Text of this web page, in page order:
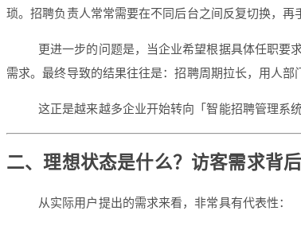
琐。招聘负责人常常需要在不同后台之间反复切换，再
更进一步的问题是，当企业希望根据具体任职要
需求。最终导致的结果往往是：招聘周期拉长，用人部
这正是越来越多企业开始转向「智能招聘管理系
二、理想状态是什么？访客需求背
从实际用户提出的需求来看，非常具有代表性：